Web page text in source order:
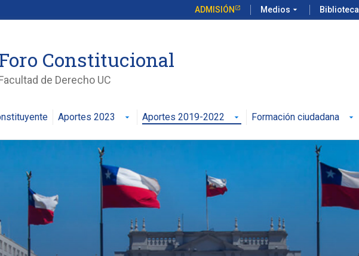
ADMISIÓN Medios arrow_drop_down Biblioteca
Constitucional
de Derecho UC
Aportes 2023 arrow_drop_down Aportes 2019-2022 arrow_drop_down Formación ciudadana arrow_drop_down